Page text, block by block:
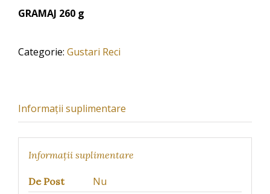
GRAMAJ 260 g
Categorie: Gustari Reci
Informații suplimentare
Informații suplimentare
De Post Nu